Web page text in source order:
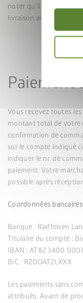
noter qu’il n’est pas
livraison avec ce mode
Paiement
Vous recevez toutes
montant total de votre
confirmation de
sur le compte indiqué
indiquer le nr. de
paiement. Votre
possible après
Coordonnées
Banque : Raiffeisen
Titulaire du compte :
IBAN : AT82 3400
BIC : RZOOAT2LXXX
Les paiements sans
attribués. Avant de
Je
matière
Par la
de